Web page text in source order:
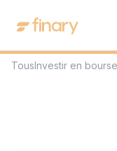
TousInvestir en bourse